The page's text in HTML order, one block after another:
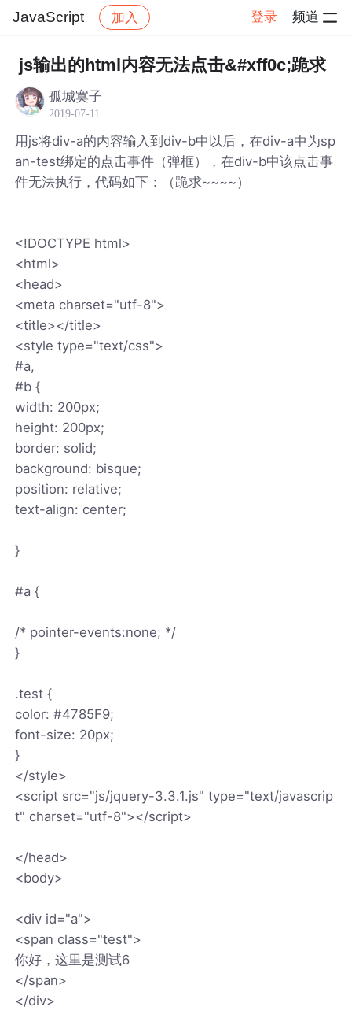
JavaScript 加入 登录 频道
社区 JavaScript 帖子详情
js输出的html内容无法点击&#xff0c;跪求
孤城寞子
2019-07-11
用js将div-a的内容输入到div-b中以后，在div-a中为sp
an-test绑定的点击事件（弹框），在div-b中该点击事
件无法执行，代码如下：（跪求~~~~）
<!DOCTYPE html>
<html>
<head>
<meta charset="utf-8">
<title></title>
<style type="text/css">
#a,
#b {
width: 200px;
height: 200px;
border: solid;
background: bisque;
position: relative;
text-align: center;
}
#a {
/* pointer-events:none; */
}
.test {
color: #4785F9;
font-size: 20px;
}
</style>
<script src="js/jquery-3.3.1.js" type="text/javascrip
t" charset="utf-8"></script>
</head>
<body>
<div id="a">
<span class="test">
你好，这里是测试6
</span>
</div>